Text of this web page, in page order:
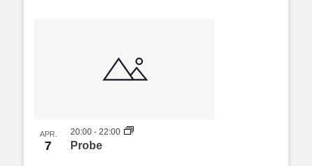
APR.
7 Probe
20:00-22:00